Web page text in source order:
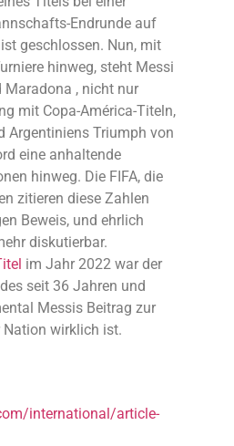
Endrunde auf
geschlossen. Nun, mit
hinweg, steht Messi
Maradona , nicht nur
mit Copa-América-Titeln,
Argentiniens Triumph von
eine anhaltende
hinweg. Die FIFA, die
zitieren diese Zahlen
Beweis, und ehrlich
diskutierbar.
im Jahr 2022 war der
seit 36 Jahren und
Messis Beitrag zur
wirklich ist.
international/article-